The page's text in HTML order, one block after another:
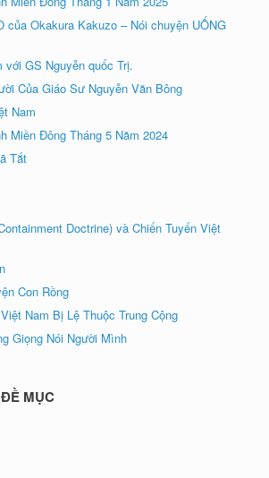
của Okakura Kakuzo – Nói chuyện UỐNG
GS Nguyễn quốc Trị.
Của Giáo Sư Nguyễn Văn Bông
Nam
Miền Đông Tháng 5 Năm 2024
Tắt
Doctrine) và Chiến Tuyến Việt
Con Rồng
Nam Bị Lệ Thuộc Trung Cộng
Giọng Nói Người Mình
MỤC